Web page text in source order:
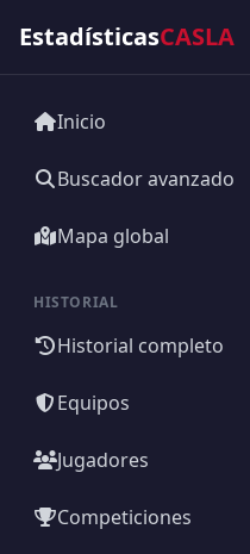
EstadísticasCASLA
Inicio
Buscador avanzado
Mapa global
HISTORIAL
Historial completo
Equipos
Jugadores
Competiciones